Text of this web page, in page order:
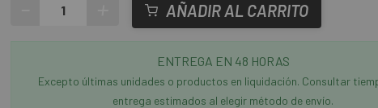
AÑADIR AL CARRITO
ENTREGA EN 48 HORAS
Excepto últimas unidades o productos en liquidación. Consultar
entrega estimados al elegir método de envío.